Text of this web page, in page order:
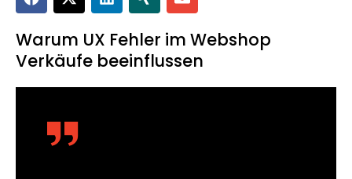
Warum UX Fehler im Webshop
Verkäufe beeinflussen